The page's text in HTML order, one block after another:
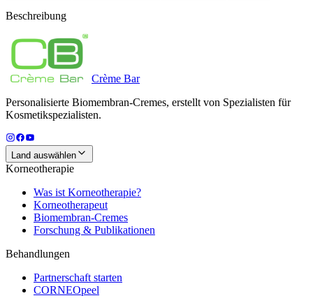
Beschreibung
Crème Bar
Personalisierte Biomembran-Cremes, erstellt von Spezialisten für
Kosmetikspezialisten.
Land auswählen
Korneotherapie
Was ist Korneotherapie?
Korneotherapeut
Biomembran-Cremes
Forschung & Publikationen
Behandlungen
Partnerschaft starten
CORNEOpeel